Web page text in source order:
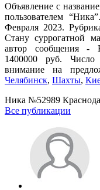
Объявление с
пользователем
Февраля 2023.
Cтану суррогатной
автор сообщения -
1400000 руб. Число
внимание на
Челябинск, Шахты,
Ника №52989
Все публикации